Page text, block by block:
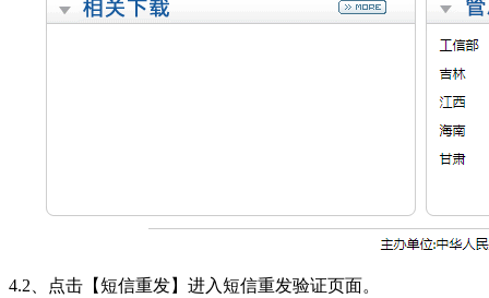
4.2、点击【短信重发】进入短信重发验证页面。